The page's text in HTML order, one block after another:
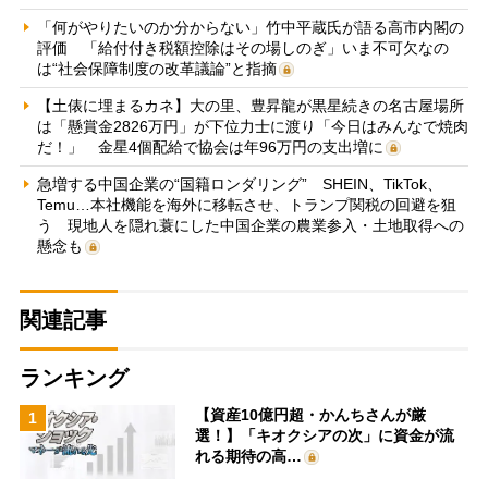
「何がやりたいのか分からない」竹中平蔵氏が語る高市内閣の
評価 「給付付き税額控除はその場しのぎ」いま不可欠なの
は“社会保障制度の改革議論”と指摘
【土俵に埋まるカネ】大の里、豊昇龍が黒星続きの名古屋場所
は「懸賞金2826万円」が下位力士に渡り「今日はみんなで焼肉
だ！」 金星4個配給で協会は年96万円の支出増に
急増する中国企業の“国籍ロンダリング” SHEIN、TikTok、
Temu…本社機能を海外に移転させ、トランプ関税の回避を狙
う 現地人を隠れ蓑にした中国企業の農業参入・土地取得への
懸念も
関連記事
ランキング
1
【資産10億円超・かんちさんが厳
選！】「キオクシアの次」に資金が流
れる期待の高…